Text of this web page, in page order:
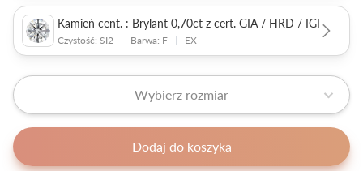
Kamień cent. : Brylant 0,70ct z cert. GIA / HRD / IGI
Czystość: SI2 | Barwa: F | EX
Wybierz rozmiar
Dodaj do koszyka